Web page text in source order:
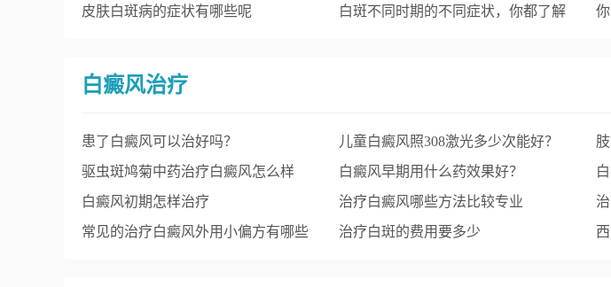
皮肤白斑病的症状有哪些呢
白斑不同时期的不同症状，你都了解
白癜风治疗
患了白癜风可以治好吗？ 儿童白癜风照308激光多少次能好？
驱虫斑鸠菊中药治疗白癜风怎么样
白癜风早期用什么药效果好？
白癜风初期怎样治疗 治疗白癜风哪些方法比较专业
常见的治疗白癜风外用小偏方有哪些
治疗白斑的费用要多少